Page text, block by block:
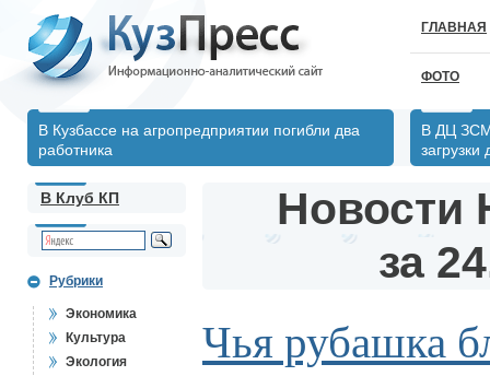
ГЛАВНАЯ
ФОТО
В Кузбассе на агропредприятии погибли два
работника
В ДЦ
В Клуб КП
Рубрики
Экономика
Культура
Экология
Новости
за
Чья рубашка